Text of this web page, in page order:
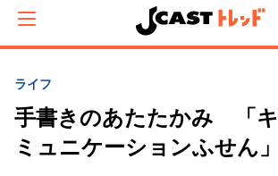
ライフ
手書きのあたたかみ 「
ミュニケーションふせん」